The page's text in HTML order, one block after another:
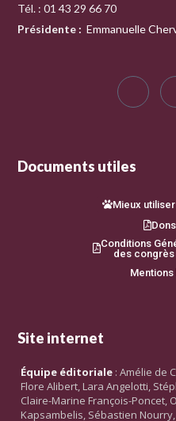
Tél. : 01 43 29 66 70
Présidente : Emmanuelle
Documents utiles
Mieux
Conditions
des
Site internet
Équipe éditoriale : Amélie de
Flore Alibert, Lara Angelotti,
Claire-Marine François-Poncet,
Kapsambelis, Sébastien